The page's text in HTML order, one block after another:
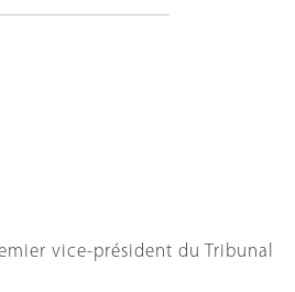
vice-président du Tribunal